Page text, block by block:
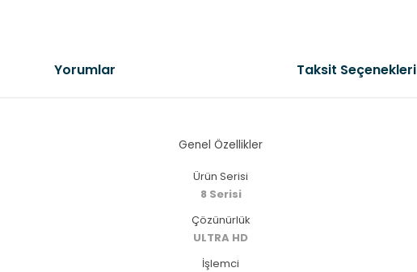
Yorumlar Taksit Seçenekleri
Genel Özellikler
Ürün Serisi
8 Serisi
Çözünürlük
ULTRA HD
İşlemci